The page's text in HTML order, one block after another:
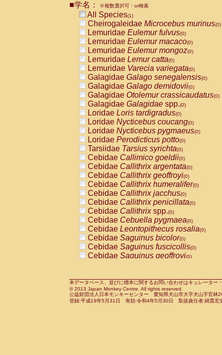
CebidaeCebus nigrivittatus
CebidaeCebus
CebidaeSaimiri boliviensis(0)
CebidaeSaimiri sciureus(0)
AtelidaeAlouatta caraya(0)
AtelidaeAlouatta fusca(0)
AtelidaeAlouatta seniculus
AtelidaeAlouattaspp.(0)
AtelidaeAteles belzebuth(0)
AtelidaeAteles geoffroyi(0)
AtelidaeAteles paniscus(0)
AtelidaeAtelesspp.(0)
Atelidae Lagothrix lagothricha
AtelidaeLagothrix lagothricha cana
PitheciidaeCacajao calvus
PitheciidaeCallicebus cupreus
PitheciidaeCallicebus donacophilus
PitheciidaeCallicebus moloch
PitheciidaeCallicebus torquatus
PitheciidaeCallicebusspp.(0)
PitheciidaeChiropotes satanas(0)
PitheciidaePithecia monachus
PitheciidaePithecia pithecia(0)
CercopithecidaeCercocebus agilis
CercopithecidaeCercocebus
CercopithecidaeCercocebus
CercopithecidaeCercocebus
CercopithecidaeCercocebus
CercopithecidaeCercocebushybrid
CercopithecidaePapio anubis(0)
CercopithecidaePapio cynocephalus
CercopithecidaePapio hamadryas(0)
■学名： ※複数選択可・or検索
All Species(1)
Cheirogaleidae Microcebus murinus(0)
Lemuridae Eulemur fulvus(0)
Lemuridae Eulemur macaco(0)
Lemuridae Eulemur mongoz(0)
Lemuridae Lemur catta(0)
Lemuridae Varecia variegata(0)
Galagidae Galago senegalensis(0)
Galagidae Galago demidovii(0)
Galagidae Otolemur crassicaudatus(0)
Galagidae Galagidae spp.(0)
Loridae Loris tardigradus(0)
Loridae Nycticebus coucang(0)
Loridae Nycticebus pygmaeus(0)
Loridae Perodicticus potto(0)
Tarsiidae Tarsius syrichta(0)
Cebidae Callimico goeldii(0)
Cebidae Callithrix argentata(0)
Cebidae Callithrix geoffroyi(0)
Cebidae Callithrix humeralifer(0)
Cebidae Callithrix jacchus(0)
Cebidae Callithrix penicillata(0)
Cebidae Callithrixspp.(0)
Cebidae Cebuella pygmaea(0)
Cebidae Leontopithecus rosalia(0)
Cebidae Saguinus bicolor(0)
Cebidae Saguinus fuscicollis(0)
Cebidae Saguinus geoffroyi(0)
CebidaeSaguinus leucopus(0)
CebidaeSaguinus midas(0)
Cebidae Saguinus mystax(0)
本データベース、並びに標本に関するお問い合わせはキュレータ
© 2013 Japan Monkey Centre. All rights reserved.
公益財団法人日本モンキーセンター 愛知県犬山市大字犬山字官
登録:平成19年5月31日 有効:令和4年5月30日 取扱責任者:綿貫宏